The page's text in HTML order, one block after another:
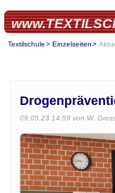
Textilschule Einzelseiten
09.05.23 14:59 von W.